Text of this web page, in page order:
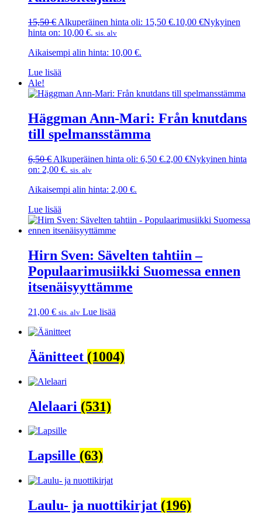
15,50€ Alkuperäinen hinta oli: 15,50 €.10,00 €Nykyinen
hinta on: 10,00 €. sis. alv
Aikaisempi alin hinta: 10,00 €.
Lue lisää
Ale!
Häggman Ann-Mari: Från knutdans
till spelmansstämma
6,50€ Alkuperäinen hinta oli: 6,50 €.2,00 €Nykyinen hinta
on: 2,00 €. sis. alv
Aikaisempi alin hinta: 2,00 €.
Lue lisää
Hirn Sven: Sävelten tahtiin –
Populaarimusiikki Suomessa ennen
itsenäisyyttämme
21,00 € sis. alv Lue lisää
Äänitteet (1004)
Alelaari (531)
Lapsille (63)
Laulu- ja nuottikirjat (196)